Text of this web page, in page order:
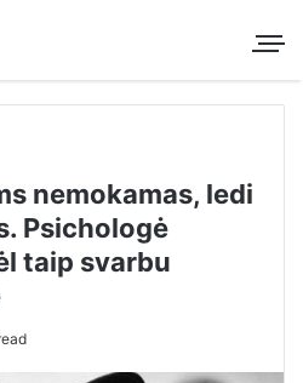
nemokamas, ledi
Psichologė
taip svarbu